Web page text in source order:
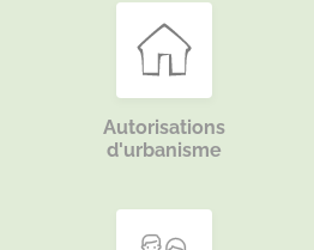
Autorisations
d'urbanisme